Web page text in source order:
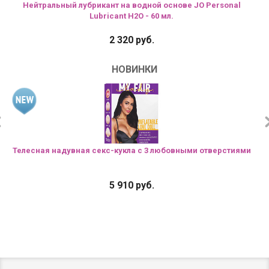
Нейтральный лубрикант на водной основе JO Personal
Lubricant H2O - 60 мл.
2 320 руб.
НОВИНКИ
Телесная надувная секс-кукла с 3 любовными отверстиями
5 910 руб.
обработки персональных данныхи даетесогласие на
обработку персональных данных в соответствии с